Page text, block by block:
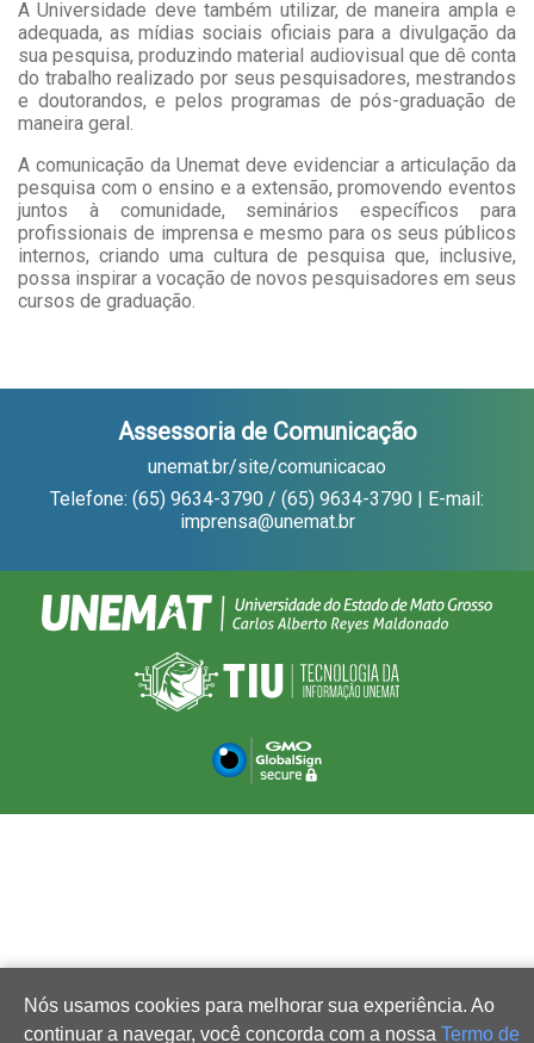
A Universidade deve também utilizar, de maneira ampla e
adequada, as mídias sociais oficiais para a divulgação da
sua pesquisa, produzindo material audiovisual que dê conta
do trabalho realizado por seus pesquisadores, mestrandos
e doutorandos, e pelos programas de pós-graduação de
maneira geral.
A comunicação da Unemat deve evidenciar a articulação da
pesquisa com o ensino e a extensão, promovendo eventos
juntos à comunidade, seminários específicos para
profissionais de imprensa e mesmo para os seus públicos
internos, criando uma cultura de pesquisa que, inclusive,
possa inspirar a vocação de novos pesquisadores em seus
cursos de graduação.
Assessoria de Comunicação
unemat.br/site/comunicacao
Telefone: (65) 9634-3790 / (65) 9634-3790 | E-mail:
imprensa@unemat.br
Nós usamos cookies para melhorar sua experiência. Ao
continuar a navegar, você concorda com a nossa Termo de